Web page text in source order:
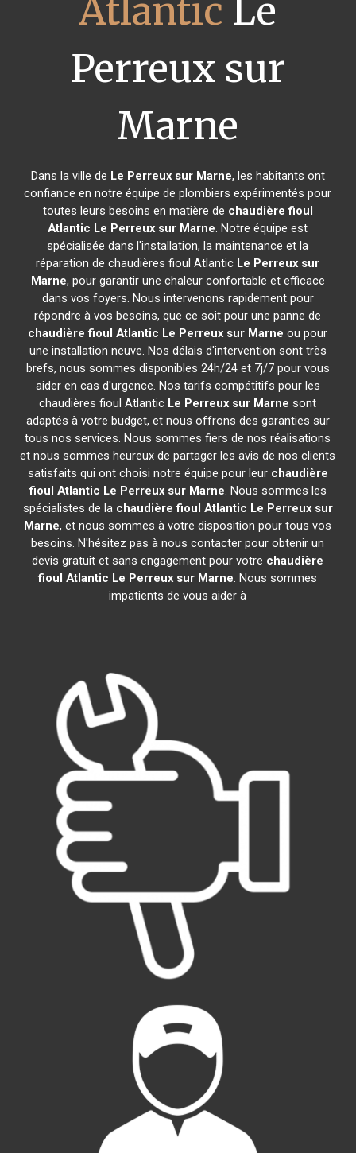
Atlantic Le
Perreux sur
Marne
Dans la ville de Le Perreux sur Marne, les habitants ont
confiance en notre équipe de plombiers expérimentés pour
toutes leurs besoins en matière de chaudière fioul
Atlantic Le Perreux sur Marne. Notre équipe est
spécialisée dans l'installation, la maintenance et la
réparation de chaudières fioul Atlantic Le Perreux sur
Marne, pour garantir une chaleur confortable et efficace
dans vos foyers. Nous intervenons rapidement pour
répondre à vos besoins, que ce soit pour une panne de
chaudière fioul Atlantic Le Perreux sur Marne ou pour
une installation neuve. Nos délais d'intervention sont très
brefs, nous sommes disponibles 24h/24 et 7j/7 pour vous
aider en cas d'urgence. Nos tarifs compétitifs pour les
chaudières fioul Atlantic Le Perreux sur Marne sont
adaptés à votre budget, et nous offrons des garanties sur
tous nos services. Nous sommes fiers de nos réalisations
et nous sommes heureux de partager les avis de nos clients
satisfaits qui ont choisi notre équipe pour leur chaudière
fioul Atlantic Le Perreux sur Marne. Nous sommes les
spécialistes de la chaudière fioul Atlantic Le Perreux sur
Marne, et nous sommes à votre disposition pour tous vos
besoins. N'hésitez pas à nous contacter pour obtenir un
devis gratuit et sans engagement pour votre chaudière
fioul Atlantic Le Perreux sur Marne. Nous sommes
impatients de vous aider à